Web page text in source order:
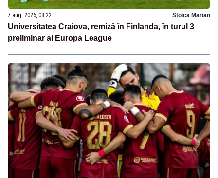
7 aug. 2026, 08:22 Stoica Marian
Universitatea Craiova, remiză în Finlanda, în turul 3
preliminar al Europa League